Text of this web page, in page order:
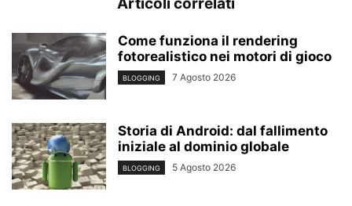
Come funziona il rendering
fotorealistico nei motori di gioco
BLOGGING 7 Agosto 2026
Storia di Android: dal fallimento
iniziale al dominio globale
BLOGGING 5 Agosto 2026